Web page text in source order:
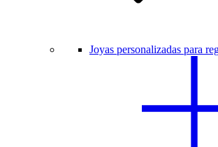
Joyas personalizadas para